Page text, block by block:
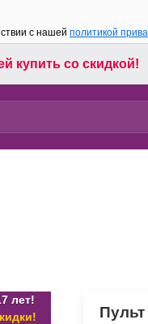
с нашей политикой
купить со скидкой!
лет!